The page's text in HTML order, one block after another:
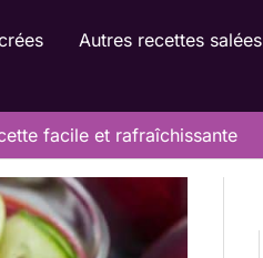
Autres recettes salées
facile et rafraîchissante